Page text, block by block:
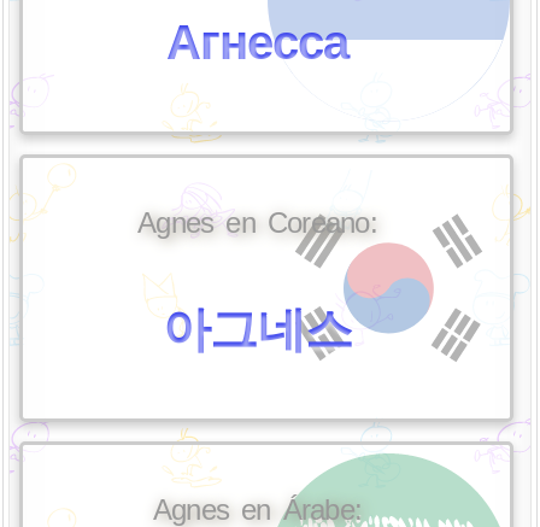
Агнесса
Agnes en Coreano:
아그네스
Agnes en Árabe: